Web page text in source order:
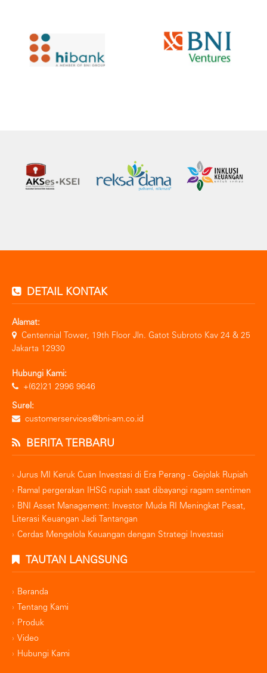
DETAIL KONTAK
Alamat:
Centennial Tower, 19th Floor Jln. Gatot Subroto Kav 24 & 25
Jakarta 12930
Hubungi Kami:
+(62)21 2996 9646
Surel:
customerservices@bni-am.co.id
BERITA TERBARU
Jurus MI Keruk Cuan Investasi di Era Perang - Gejolak Rupiah
Ramal pergerakan IHSG rupiah saat dibayangi ragam sentimen
BNI Asset Management: Investor Muda RI Meningkat Pesat,
Literasi Keuangan Jadi Tantangan
Cerdas Mengelola Keuangan dengan Strategi Investasi
TAUTAN LANGSUNG
Beranda
Tentang Kami
Produk
Video
Hubungi Kami